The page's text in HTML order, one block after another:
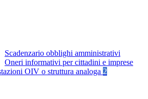
Scadenzario obblighi amministrativi
Oneri informativi per cittadini e imprese
OIV o struttura analoga 2